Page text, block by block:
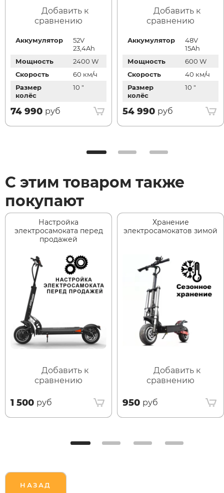
Добавить к
сравнению
Аккумулятор
52V
23,4Ah
Мощность
2400 W
Скорость
60 км/ч
Размер
колёс
10 "
74 990 руб
Добавить к
сравнению
Аккумулятор
48V
15Ah
Мощность
600 W
Скорость
40 км/ч
Размер
колёс
10 "
54 990 руб
С этим товаром также
покупают
Настройка
электросамоката перед
продажей
Добавить к
сравнению
1 500 руб
Хранение
электросамокатов зимой
Добавить к
сравнению
950 руб
НАЗАД